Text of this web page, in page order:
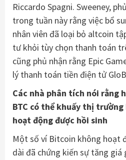
Riccardo Spagni. Sweeney,
trong tuần này rằng việc bổ
nhân viên đã loại bỏ altcoin
tư khỏi tùy chọn thanh toán
cũng phủ nhận rằng Epic
lý thanh toán tiền điện tử
Các nhà phân tích nói rằng
BTC có thể khuấy thị
hoạt động được hồi sinh
Một số ví Bitcoin không hoạt
dài đã chứng kiến ​​sự tăng giá